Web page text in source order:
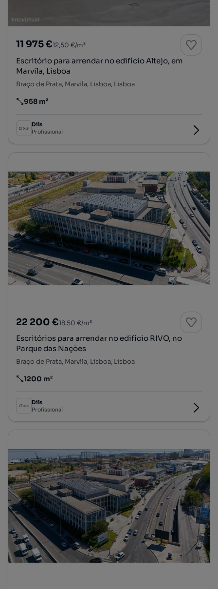
11 975 €12,50 €/m²
Escritório para arrendar no edifício Altejo, em
Marvila, Lisboa
Braço de Prata, Marvila, Lisboa, Lisboa
Preço por metro quadrado
958 m²
Dils
Profissional
22 200 €18,50 €/m²
Escritórios para arrendar no edifício RIVO, no
Parque das Nações
Braço de Prata, Marvila, Lisboa, Lisboa
Preço por metro quadrado
1200 m²
Dils
Profissional